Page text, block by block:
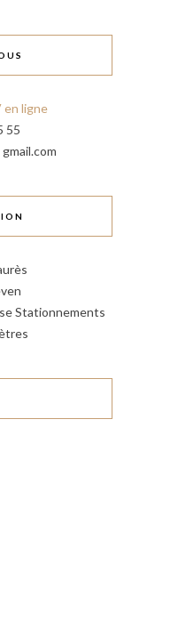
en ligne
55
Stationnements